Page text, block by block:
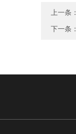
上一条
下一条